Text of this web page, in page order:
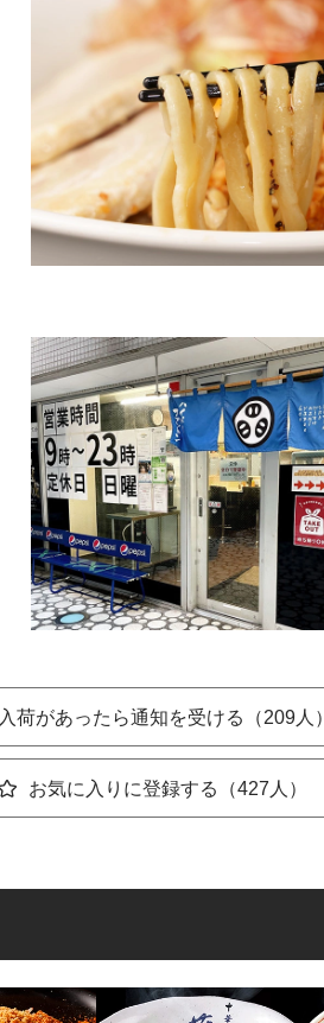
入荷があったら通知を受ける（209人）
お気に入りに登録する（427人）